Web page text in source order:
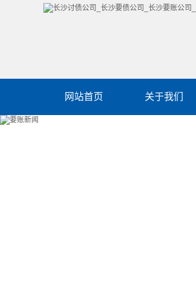
网站首页 关于我们